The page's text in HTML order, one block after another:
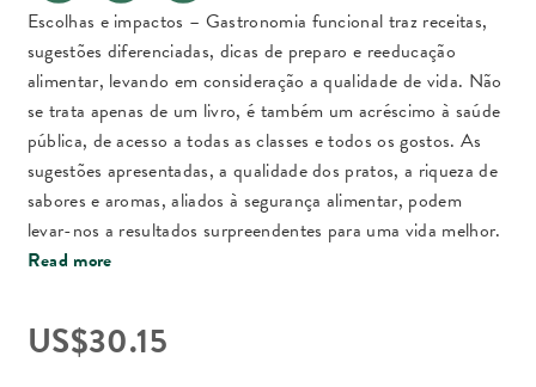
e
b
o
o
k
k
e
d
I
n
r
e
Escolhas e impactos – Gastronomia funcional traz receitas,
sugestões diferenciadas, dicas de preparo e reeducação
alimentar, levando em consideração a qualidade de vida. Não
se trata apenas de um livro, é também um acréscimo à saúde
pública, de acesso a todas as classes e todos os gostos. As
sugestões apresentadas, a qualidade dos pratos, a riqueza de
sabores e aromas, aliados à segurança alimentar, podem
levar-nos a resultados surpreendentes para uma vida melhor.
Read more
US$30.15